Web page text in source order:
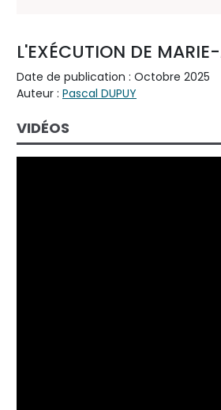
L'EXÉCUTION DE
Date de publication : Octobre 2025
Auteur : Pascal DUPUY
VIDÉOS